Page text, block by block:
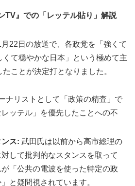
TV』での「レッテル貼り」解説
22日の放送で、各政党を「強くて
くて穏やかな日本」という極めて主
ことが決定打となりました。
ナリストとして「政策の精査」で
ッテル」を優先したことへの不
ス: 武田氏は以前から高市総理の
して批判的なスタンスを取って
「公共の電波を使った特定の政
と疑問視されています。